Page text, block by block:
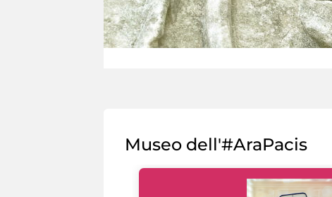
Museo dell'#AraPacis